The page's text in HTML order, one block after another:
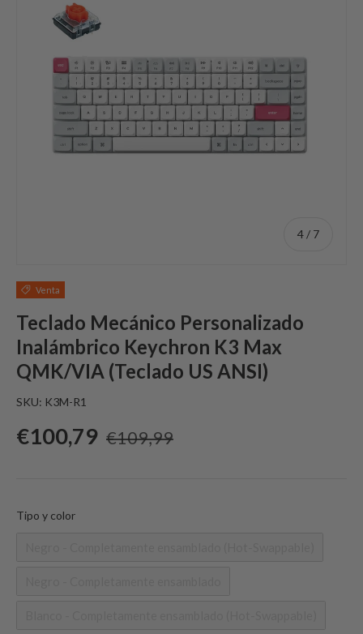
4 / de
7
Venta
Teclado Mecánico Personalizado
Inalámbrico Keychron K3 Max
QMK/VIA (Teclado US ANSI)
SKU: K3M-R1
Precio de oferta
€100,79 Precio regular
€109,99
Tipo y colorTipo y color